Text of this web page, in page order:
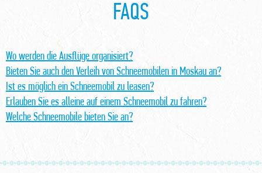
FAQS
Wo werden die Ausflüge organisiert?
Bieten Sie auch den Verleih von Schneemobilen in Moskau an?
Ist es möglich ein Schneemobil zu leasen?
Erlauben Sie es alleine auf einem Schneemobil zu fahren?
Welche Schneemobile bieten Sie an?